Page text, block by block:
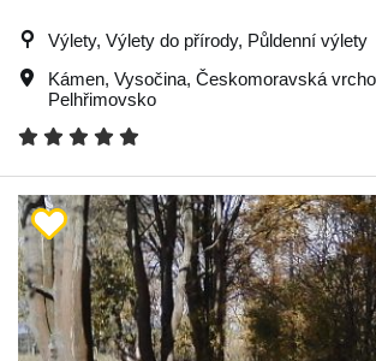
Výlety, Výlety do přírody, Půldenní výlety
Kámen, Vysočina, Českomoravská
Pelhřimovsko